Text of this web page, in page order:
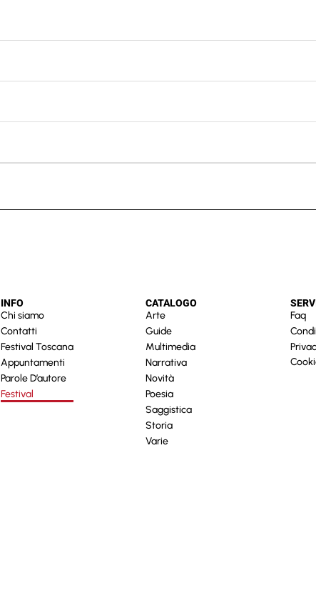
INFO
Chi siamo
Contatti
Festival Toscana
Appuntamenti
Parole D’autore
Festival
CATALOGO
Arte
Guide
Multimedia
Narrativa
Novità
Poesia
Saggistica
Storia
Varie
Faq